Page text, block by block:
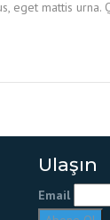
eget mattis urna.
Ulaşın
Email